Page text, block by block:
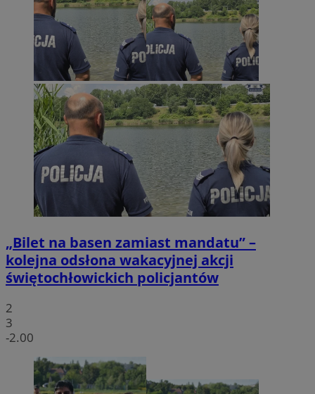
„Bilet na basen zamiast mandatu” –
kolejna odsłona wakacyjnej akcji
świętochłowickich policjantów
2
3
-2.00